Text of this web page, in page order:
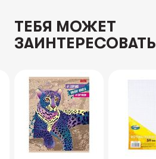
ТЕБЯ МОЖЕТ
ЗАИНТЕРЕСОВАТЬ